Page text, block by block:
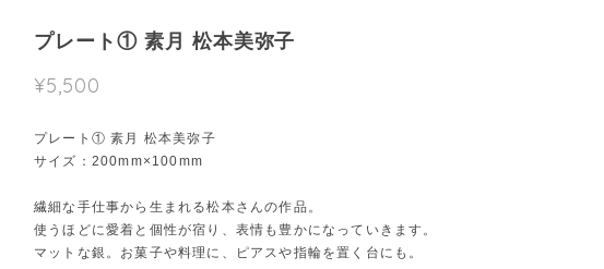
プレート① 素月 松本美弥子
¥5,500
プレート① 素月 松本美弥子
サイズ：200mm×100mm
繊細な手仕事から生まれる松本さんの作品。
使うほどに愛着と個性が宿り、表情も豊かになっていきます。
マットな銀。お菓子や料理に、ピアスや指輪を置く台にも。